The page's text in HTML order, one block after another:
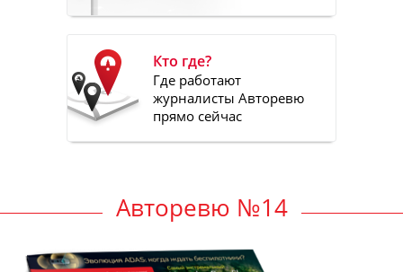
Кто где?
Где работают
журналисты Авторевю
прямо сейчас
Авторевю №14